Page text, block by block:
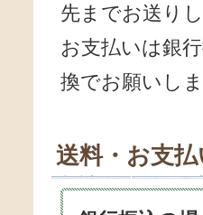
先までお送り
お支払いは銀
換でお願いし
送料・お支